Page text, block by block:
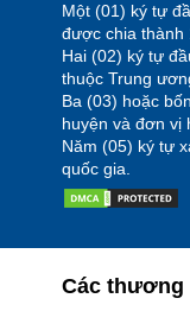
Một (01) ký tự
được chia thành
Hai (02) ký tự
thuộc Trung
Ba (03) hoặc
huyện và đơn vị
Năm (05) ký tự
quốc gia.
Các thương